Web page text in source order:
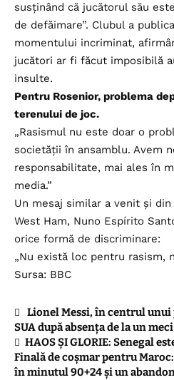
susținând că jucătorul său
de defăimare”. Clubul a
momentului incriminat,
jucători ar fi făcut imposibilă
insulte.
Pentru Rosenior, problema
terenului de joc.
„Rasismul nu este doar o
societății în ansamblu. Avem
responsabilitate, mai ales în
media.”
Un mesaj similar a venit și
West Ham, Nuno Espírito
orice formă de discriminare:
„Nu există loc pentru rasism,
Sursa: BBC
Lionel Messi, în centrul
SUA după absența de la un
HAOS ȘI GLORIE: Senegal
Finală de coșmar pentru
în minutul 90+24 și un